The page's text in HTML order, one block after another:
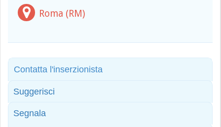
Roma (RM)
Contatta l'inserzionista
Suggerisci
Segnala